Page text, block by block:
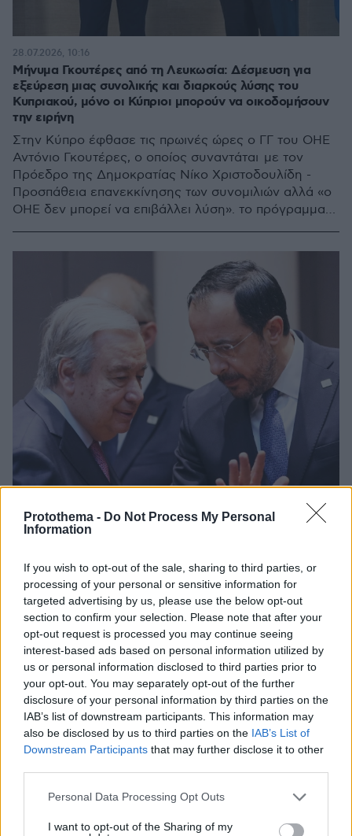
Protothema - Do Not Process My Personal
Information
If you wish to opt-out of the sale, sharing to third parties, or
processing of your personal or sensitive information for
targeted advertising by us, please use the below opt-out
section to confirm your selection. Please note that after your
opt-out request is processed you may continue seeing
interest-based ads based on personal information utilized by
us or personal information disclosed to third parties prior to
your opt-out. You may separately opt-out of the further
disclosure of your personal information by third parties on the
IAB’s list of downstream participants. This information may
also be disclosed by us to third parties on the IAB’s List of
Downstream Participants that may further disclose it to other
Please note that this website/app uses one or more Google
not limited to your visit or usage behaviour. You may click to
Personal Data Processing Opt Outs
I want to opt-out of the Sharing of my
Μήνυμα Γκουτέρες από τη Λευκωσία: Δέσμευση για
εξεύρεση μιας συνολικής και διαρκούς λύσης του
Κυπριακού, μόνο οι Κύπριοι μπορούν να οικοδομήσουν
την ειρήνη
Στην Κύπρο έφθασε τις πρωινές ώρες ο ΓΓ του ΟΗΕ
Αντόνιο Γκουτέρες, ο οποίος συναντάται με τον
Πρόεδρο της Δημοκρατίας Νίκο Χριστοδουλίδη -
Προσπάθεια επανεκκίνησης των συνομιλιών αλλά «ο
ΟΗΕ δεν μπορεί να επιβάλλει λύση». το πρόγραμμα
28.07.2026, 10:16
Στην Κύπρο ο Γκουτέρες, αναζητά διέξοδο στο
Κυπριακό λίγο πριν αποχωρήσει από τον ΟΗΕ
Με τη θητεία του να ολοκληρώνεται σε λίγους μήνες,
ο επικεφαλής του ΟΗΕ επιδιώκει να ανοίξει ξανά τον
δρόμο των διαπραγματεύσεων, σε μια περίοδο
έντονου ευρωτουρκικού παρασκηνίου
28.07.2026, 07:21 3